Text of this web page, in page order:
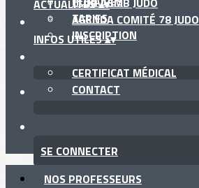
TARIFS
INSCRIPTION
AGENDA COMITÉ 78 JUDO
ACTUALITÉS▴▾
INFOS UTILES▴▾
CERTIFICAT MÉDICAL
CONTACT
SE CONNECTER
NOS PROFESSEURS